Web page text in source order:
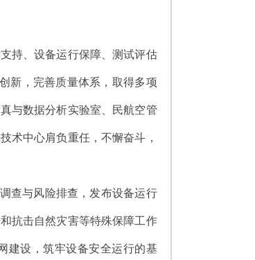
持、设备运行保障、测试评估
新，完善质量体系，取得多项
与数据分析实验室、民航空管
术中心肩负重任，不懈奋斗，
查与风险排查，发布设备运行
抗击自然灾害等特殊保障工作
建设，筑牢设备安全运行的基